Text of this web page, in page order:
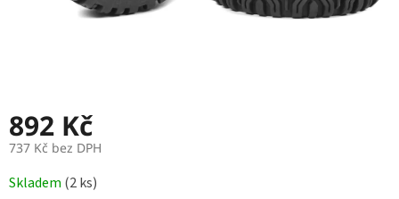
892 Kč
737 Kč bez DPH
cena:
Skladem (2 ks)